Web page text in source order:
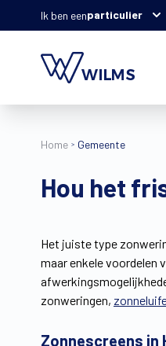
Ik ben eenparticulier
Home Gemeente
Hou het
Het juiste type
maar enkele voordelen
zonweringen,
Zonnescreens in